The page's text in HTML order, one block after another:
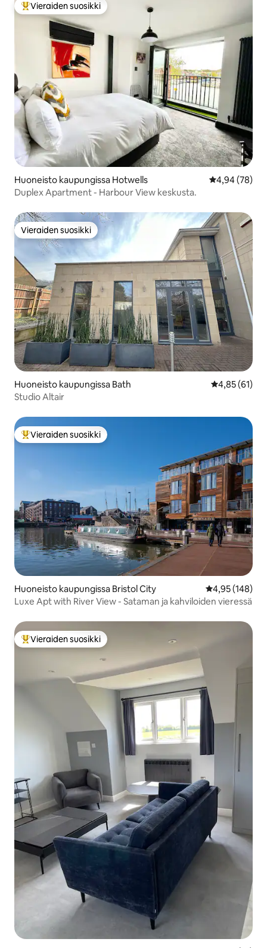
Vieraiden suosikkien parhaimmistoa
Vieraiden suosikki
Huoneisto kaupungissa Hotwells
4,94 (78)
Duplex Apartment - Harbour View keskusta.
Vieraiden suosikki
Vieraiden suosikki
Huoneisto kaupungissa Bath
4,85 (61)
Studio Altair
Vieraiden suosikkien parhaimmistoa
Vieraiden suosikki
Huoneisto kaupungissa Bristol City
4,95 (148)
Luxe Apt with River View - Sataman ja kahviloiden vieressä
Vieraiden suosikkien parhaimmistoa
Vieraiden suosikki